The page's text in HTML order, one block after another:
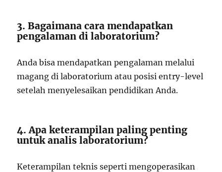
3. Bagaimana cara mendapatkan
pengalaman di laboratorium?
Anda bisa mendapatkan pengalaman melalui
magang di laboratorium atau posisi entry-level
setelah menyelesaikan pendidikan Anda.
4. Apa keterampilan paling penting
untuk analis laboratorium?
Keterampilan teknis seperti mengoperasikan